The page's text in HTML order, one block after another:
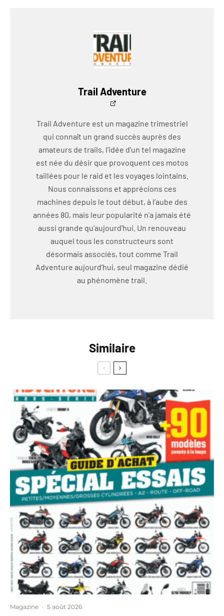
Trail Adventure
Trail Adventure est un magazine trimestriel
qui connaît un grand succès auprès des
amateurs de trails, l’idée d’un tel magazine
est née du désir que provoquent ces motos
taillées pour le raid et les voyages lointains.
Nous connaissons et apprécions ces
machines depuis le tout début, à l’aube des
années 80, mais leur popularité n’a jamais été
aussi grande qu’aujourd’hui. Un renouveau
auquel tous les constructeurs sont
désormais associés, tout comme Trail
Adventure aujourd’hui, seul magazine dédié
au phénomène trail.
Similaire
Magazine · 5 août 2026